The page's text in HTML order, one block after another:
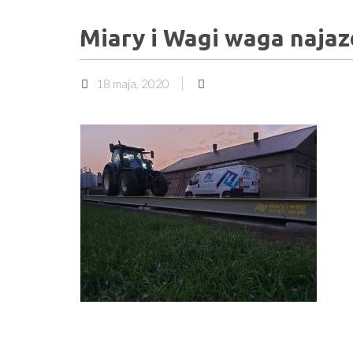
Miary i Wagi waga
18 maja, 2020